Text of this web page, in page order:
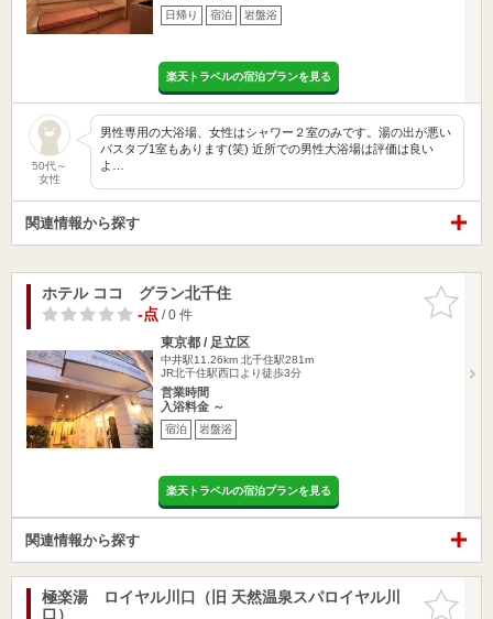
日帰り 宿泊 岩盤浴
楽天トラベルの宿泊プランを見る
50代～
女性
男性専用の大浴場、女性はシャワー２室のみです。湯の出が悪い
バスタブ1室もあります(笑) 近所での男性大浴場は評価は良い
よ…
関連情報から探す
お気に入
りに追加
ホテル ココ グラン北千住
-点/ 0 件
東京都 / 足立区
中井駅11.26km 北千住駅281m
JR北千住駅西口より徒歩3分
営業時間
入浴料金 ～
宿泊 岩盤浴
楽天トラベルの宿泊プランを見る
関連情報から探す
お気に入
りに追加
極楽湯 ロイヤル川口（旧 天然温泉スパロイヤル川
口）